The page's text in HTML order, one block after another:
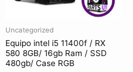
Uncategorized
Equipo intel i5 11400f / RX
580 8GB/ 16gb Ram / SSD
480gb/ Case RGB